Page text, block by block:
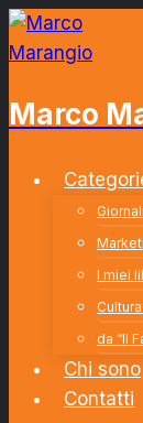
Salta
al
Marco
I miei
da “Il
Chi sono
Contatti